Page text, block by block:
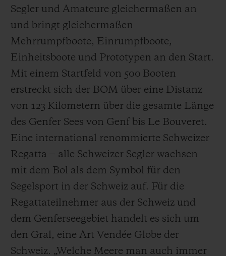
Segler und Amateure gleichermaßen an
und bringt gleichermaßen
Mehrrumpfboote, Einrumpfboote,
Einheitsboote und Prototypen an den Start.
Mit einem Startfeld von 500 Booten
erstreckt sich der BOM über eine Distanz
von 123 Kilometern über die gesamte Länge
des Genfer Sees von Genf bis Le Bouveret.
Eine international renommierte Schweizer
Regatta ‒ alle Schweizer Segler wachsen
mit dem Bol als dem Symbol für den
Segelsport in der Schweiz auf. Für die
Regattateilnehmer aus der Schweiz und
dem Genferseegebiet handelt es sich um
den Gral, eine Art Vendée Globe der
Schweiz. „Welche Meere man auch immer